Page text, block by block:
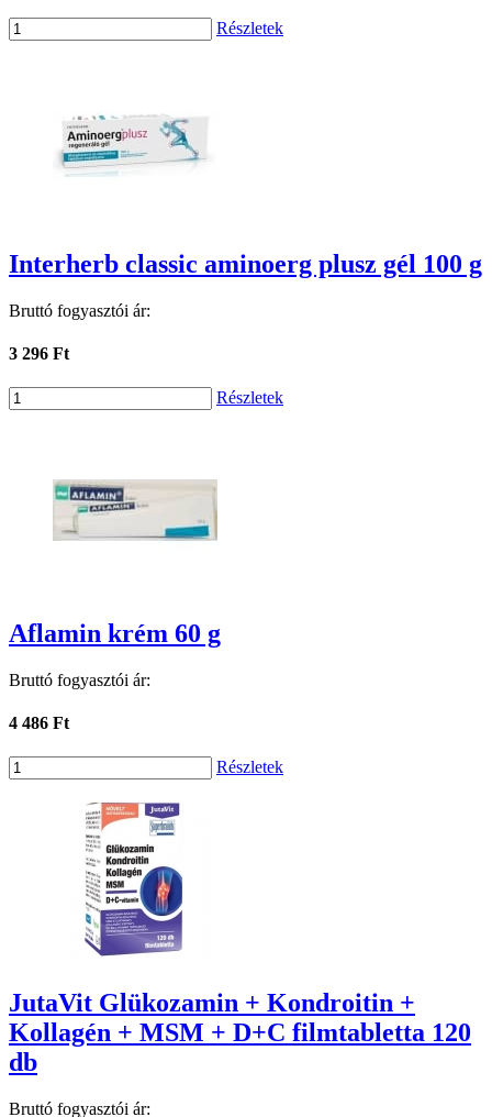
Részletek
Interherb classic aminoerg plusz gél 100 g
Bruttó fogyasztói ár:
3 296 Ft
Részletek
Aflamin krém 60 g
Bruttó fogyasztói ár:
4 486 Ft
Részletek
JutaVit Glükozamin + Kondroitin +
Kollagén + MSM + D+C filmtabletta 120
db
Bruttó fogyasztói ár: